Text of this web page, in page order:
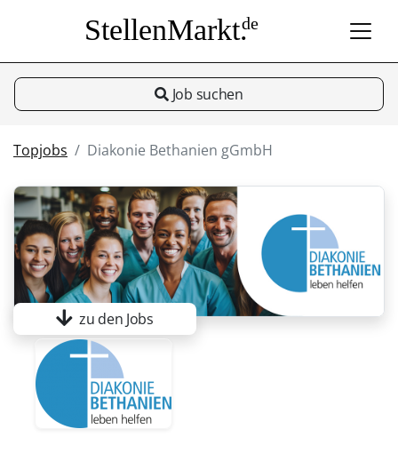
StellenMarkt.de
Job suchen
Topjobs Diakonie Bethanien gGmbH
zu den Jobs